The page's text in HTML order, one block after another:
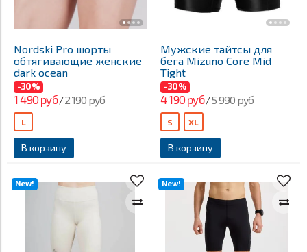
Nordski Pro шорты
обтягивающие женские
dark ocean
-30%
1 490 руб/2 190 руб
В корзину
L
Мужские тайтсы для
бега Mizuno Core Mid
Tight
-30%
4 190 руб/5 990 руб
В корзину
S XL
New! New!